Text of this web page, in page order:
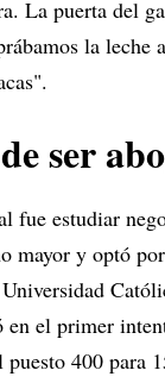
La puerta del
la leche
ser
fue estudiar
mayor y optó
el primer
puesto 400 para